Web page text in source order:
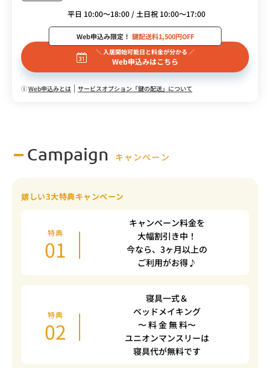
平日 10:00～18:00 / 土日祝 10:00～17:00
＼ 入居開始可能日と料金が分かる ／
Web申込みはこちら
Web申込み限定！ 鍵配送料1,500円OFF
Web申込みとは サービスオプション「鍵の配送」について
Campaign キャンペーン
嬉しい3大特典キャンペーン
特典
01
キャンペーン料金を
大幅割引き中！
今なら、3ヶ月以上の
ご利用がお得♪
特典
02
寝具一式＆
ベッドメイキング
〜 料 金 無 料〜
ユニオンマンスリーは
寝具代が無料です